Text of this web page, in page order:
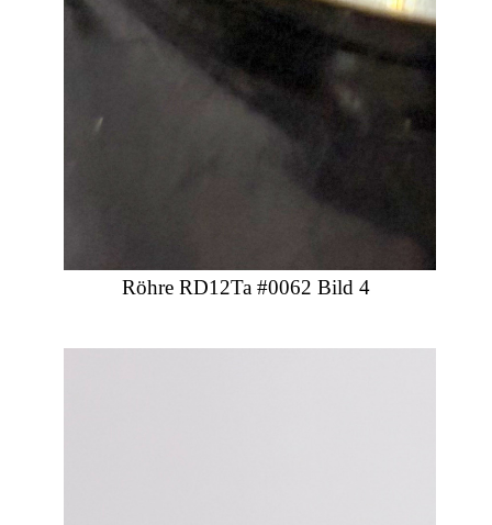
Röhre RD12Ta #0062 Bild 4